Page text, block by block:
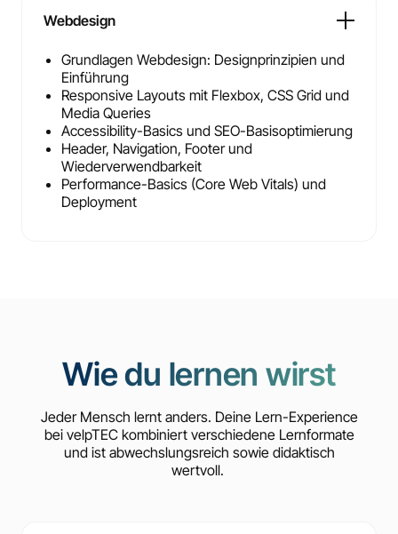
Webdesign
Grundlagen Webdesign: Designprinzipien und
Einführung
Responsive Layouts mit Flexbox, CSS Grid und
Media Queries
Accessibility-Basics und SEO-Basisoptimierung
Header, Navigation, Footer und
Wiederverwendbarkeit
Performance-Basics (Core Web Vitals) und
Deployment
Wie du lernen wirst
Jeder Mensch lernt anders. Deine Lern-Experience
bei velpTEC kombiniert verschiedene Lernformate
und ist abwechslungsreich sowie didaktisch
wertvoll.